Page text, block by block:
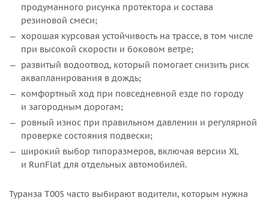
продуманного рисунка протектора и состава
резиновой смеси;
хорошая курсовая устойчивость на трассе, в том числе
при высокой скорости и боковом ветре;
развитый водоотвод, который помогает снизить риск
аквапланирования в дождь;
комфортный ход при повседневной езде по городу
и загородным дорогам;
ровный износ при правильном давлении и регулярной
проверке состояния подвески;
широкий выбор типоразмеров, включая версии XL
и RunFlat для отдельных автомобилей.
Туранза Т005 часто выбирают водители, которым нужна